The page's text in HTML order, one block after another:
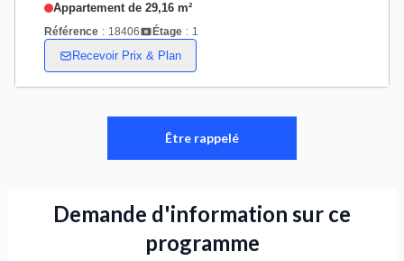
Appartement de 29,16 m²
Référence : 18406 Étage : 1
Recevoir Prix & Plan
Être rappelé
Demande d'information sur ce
programme